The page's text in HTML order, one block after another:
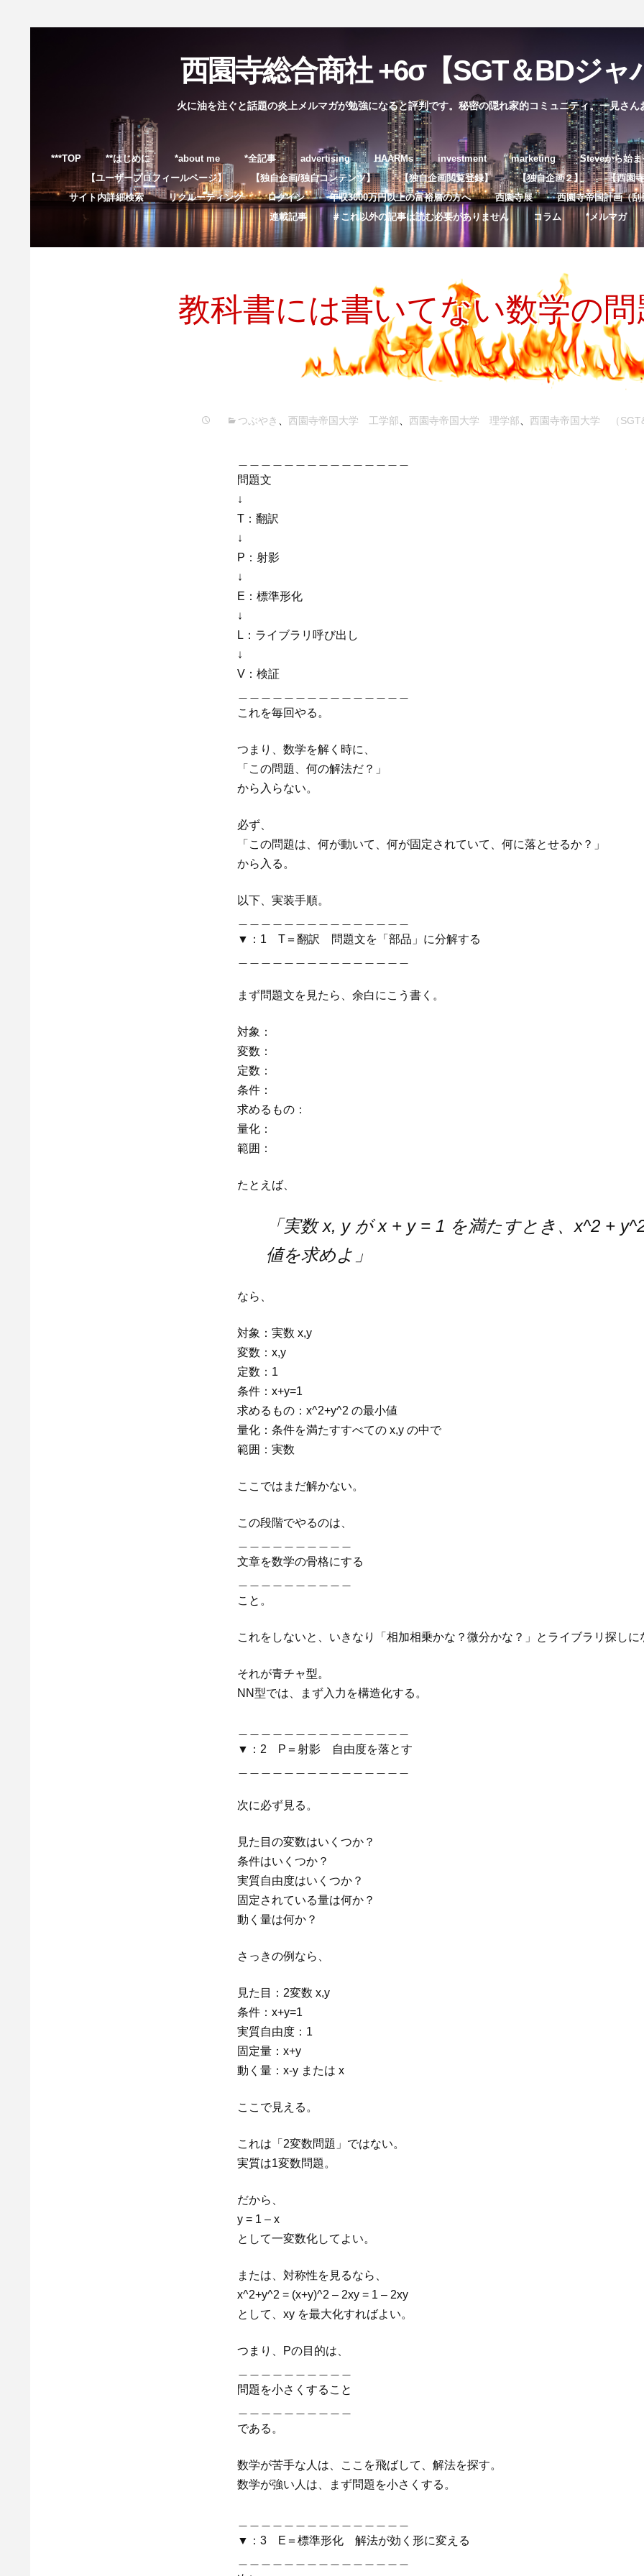
西園寺総合商社 +6σ【SGT＆BDジャ
火に油を注ぐと話題の炎上メルマガが勉強になると評判です。秘密の隠れ家的コミュニティ。一見さ
コ
ン
テ
ン
ッ
***TOP **はじめに *about me *全記事 advertising HAARMs investment marketing
Steveから始ま
【ユーザープロフィールページ】
【独自企画/独自コンテンツ】 【独自企画閲覧登録】 【独自企画２】
【西園
サイト内詳細検索
リクルーティング ログイン 年収3000万円以上の富裕層の方へ 西園寺展
西園寺帝国計画（
連載記事
＃これ以外の記事は読む必要がありません コラム *メルマガ
教科書には書いてない数学の
つぶやき 、西園寺帝国大学 工学部 、西園寺帝国大学 理学部 、西園寺帝国大学 （
問題文
↓
T：翻訳
↓
P：射影
↓
E：標準形化
↓
L：ライブラリ呼び出し
↓
V：検証
これを毎回やる。
つまり、数学を解く時に、
「この問題、何の解法だ？」
から入らない。
必ず、
「この問題は、何が動いて、何が固定されていて、何に落とせるか？」
から入る。
以下、実装手順。
▼：1 T＝翻訳 問題文を「部品」に分解する
まず問題文を見たら、余白にこう書く。
対象：
変数：
定数：
条件：
求めるもの：
量化：
範囲：
たとえば、
「実数 x, y が x + y = 1 を満たすとき、x^2 +
値を求めよ」
なら、
対象：実数 x,y
変数：x,y
定数：1
条件：x+y=1
求めるもの：x^2+y^2 の最小値
量化：条件を満たすすべての x,y の中で
範囲：実数
ここではまだ解かない。
この段階でやるのは、
文章を数学の骨格にする
こと。
これをしないと、いきなり「相加相乗かな？微分かな？」とライブラリ探しに
それが青チャ型。
NN型では、まず入力を構造化する。
▼：2 P＝射影 自由度を落とす
次に必ず見る。
見た目の変数はいくつか？
条件はいくつか？
実質自由度はいくつか？
固定されている量は何か？
動く量は何か？
さっきの例なら、
見た目：2変数 x,y
条件：x+y=1
実質自由度：1
固定量：x+y
動く量：x-y または x
ここで見える。
これは「2変数問題」ではない。
実質は1変数問題。
だから、
y = 1 – x
として一変数化してよい。
または、対称性を見るなら、
x^2+y^2 = (x+y)^2 – 2xy = 1 – 2xy
として、xy を最大化すればよい。
つまり、Pの目的は、
問題を小さくすること
である。
数学が苦手な人は、ここを飛ばして、解法を探す。
数学が強い人は、まず問題を小さくする。
▼：3 E＝標準形化 解法が効く形に変える